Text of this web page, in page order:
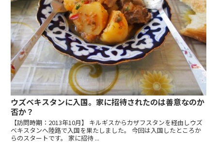
ウズベキスタンに入国。家に招待されたのは善意なのか
否か？
【訪問時期：2013年10月】 キルギスからカザフスタンを経由しウズ
ベキスタンへ陸路で入国を果たしました。 今回は入国したところか
らのスタートです。 家に招待 ...